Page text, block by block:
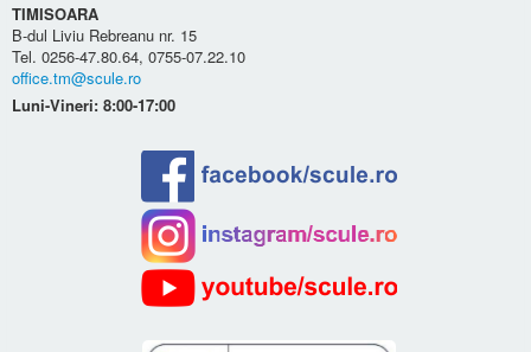
TIMISOARA
B-dul Liviu Rebreanu nr. 15
Tel. 0256-47.80.64, 0755-07.22.10
office.tm@scule.ro
Luni-Vineri: 8:00-17:00